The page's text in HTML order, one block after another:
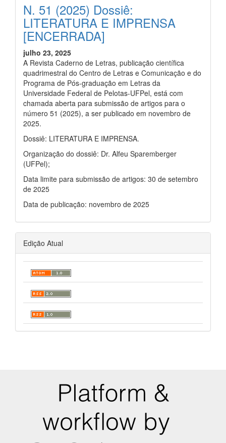
N. 51 (2025) Dossiê:
LITERATURA E IMPRENSA
[ENCERRADA]
julho 23, 2025
A Revista Caderno de Letras, publicação científica
quadrimestral do Centro de Letras e Comunicação e do
Programa de Pós-graduação em Letras da
Universidade Federal de Pelotas-UFPel, está com
chamada aberta para submissão de artigos para o
número 51 (2025), a ser publicado em novembro de
2025.
Dossiê: LITERATURA E IMPRENSA.
Organização do dossiê: Dr. Alfeu Sparemberger
(UFPel);
Data limite para submissão de artigos: 30 de setembro
de 2025
Data de publicação: novembro de 2025
Edição Atual